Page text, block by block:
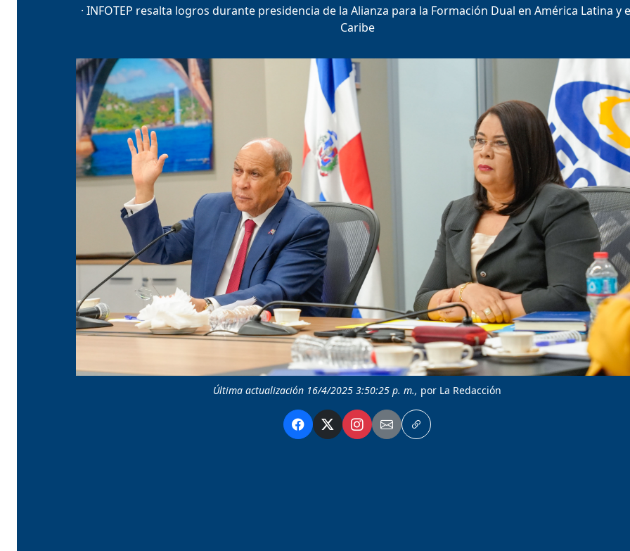
· INFOTEP resalta logros durante presidencia de la Alianza para la Formación Dual en América Latina y
Caribe
Última actualización 16/4/2025 3:50:25 p. m., por La Redacción